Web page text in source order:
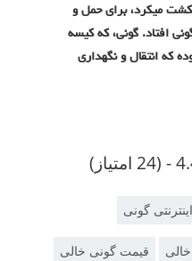
کشت میکرد، برای حمل و
افتاد. گونی، که کیسه
که انتقال و نگهداری
گونی
قیمت گونی خالی